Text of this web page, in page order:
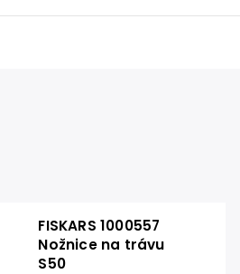
FISKARS 1000557
Nožnice na trávu
S50